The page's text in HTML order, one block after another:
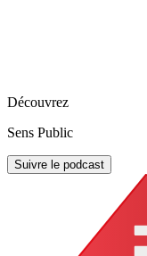
Découvrez
Sens Public
Suivre le podcast